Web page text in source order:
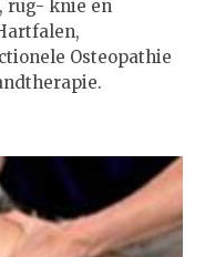
rug- knie en
Osteopathie